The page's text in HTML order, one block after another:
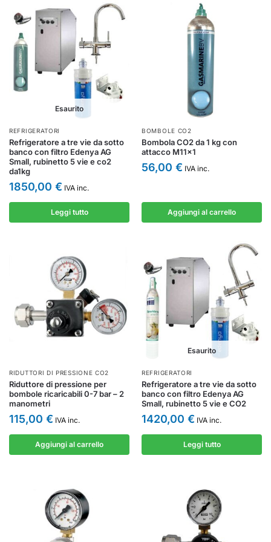
Esaurito
REFRIGERATORI
Refrigeratore a tre vie da sotto
banco con filtro Edenya AG
Small, rubinetto 5 vie e co2
da1kg
1850,00 € IVA inc.
Leggi tutto
BOMBOLE CO2
Bombola CO2 da 1 kg con
attacco M11x1
56,00 € IVA inc.
Aggiungi al carrello
RIDUTTORI DI PRESSIONE CO2
Riduttore di pressione per
bombole ricaricabili 0-7 bar – 2
manometri
115,00 € IVA inc.
Aggiungi al carrello
Esaurito
REFRIGERATORI
Refrigeratore a tre vie da sotto
banco con filtro Edenya AG
Small, rubinetto 5 vie e CO2
1420,00 € IVA inc.
Leggi tutto